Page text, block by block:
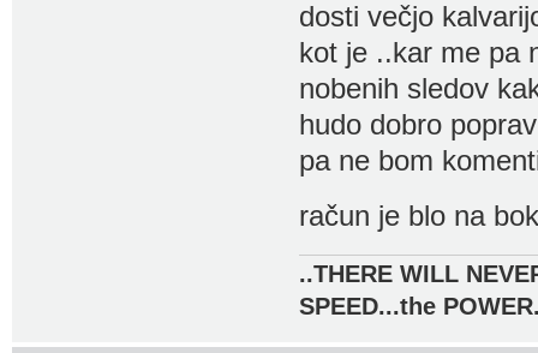
dosti večjo
kot je ..kar me pa
nobenih sledov
hudo dobro
pa ne bom
račun je blo na
..THERE WILL
SPEED...the